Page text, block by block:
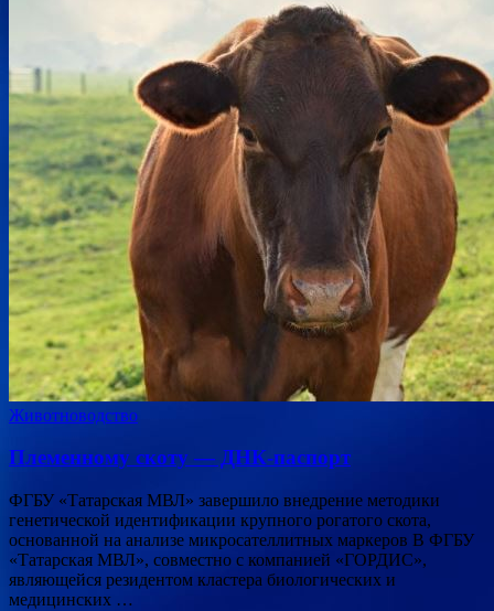
Животноводство
Племенному скоту — ДНК-паспорт
ФГБУ «Татарская МВЛ» завершило внедрение методики
генетической идентификации крупного рогатого скота,
основанной на анализе микросателлитных маркеров В ФГБУ
«Татарская МВЛ», совместно с компанией «ГОРДИС»,
являющейся резидентом кластера биологических и
медицинских …